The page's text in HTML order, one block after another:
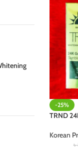
-25%
TRND
Korean
৳